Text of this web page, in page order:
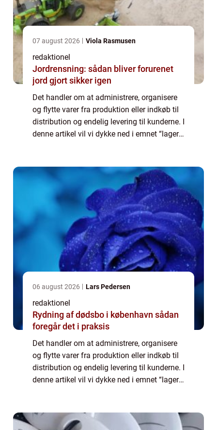
07 august 2026 Viola Rasmusen
redaktionel
Jordrensning: sådan bliver forurenet
jord gjort sikker igen
Det handler om at administrere, organisere
og flytte varer fra produktion eller indkøb til
distribution og endelig levering til kunderne. I
denne artikel vil vi dykke ned i emnet “lager
06 august 2026 Lars Pedersen
redaktionel
Rydning af dødsbo i københavn sådan
foregår det i praksis
Det handler om at administrere, organisere
og flytte varer fra produktion eller indkøb til
distribution og endelig levering til kunderne. I
denne artikel vil vi dykke ned i emnet “lager